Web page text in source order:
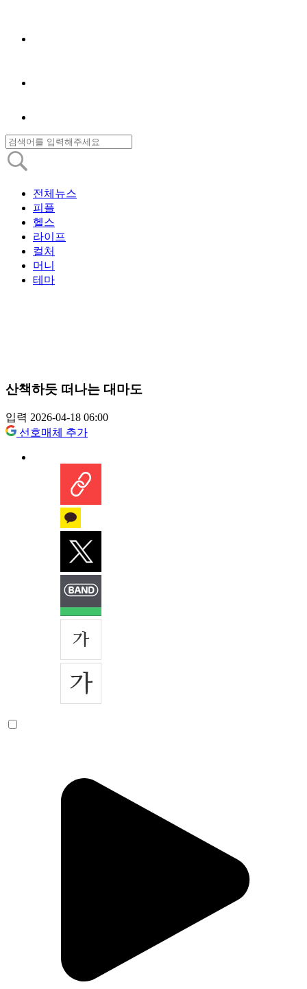
전체뉴스
피플
헬스
라이프
컬처
머니
테마
산책하듯 떠나는 대마도
입력 2026-04-18 06:00
선호매체 추가